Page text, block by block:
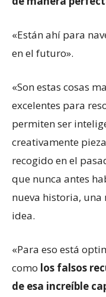
«Están ahí para
en el futuro».
«Son estas cosas
excelentes para
permiten ser
creativamente
recogido en el
que nunca antes
nueva historia, una
idea.
«Para eso está
como los falsos
de esa increíble